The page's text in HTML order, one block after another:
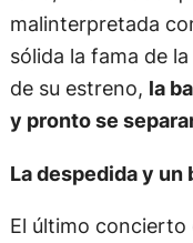
malinterpretada
sólida la fama de
de su estreno, la
y pronto se
La despedida y
El último